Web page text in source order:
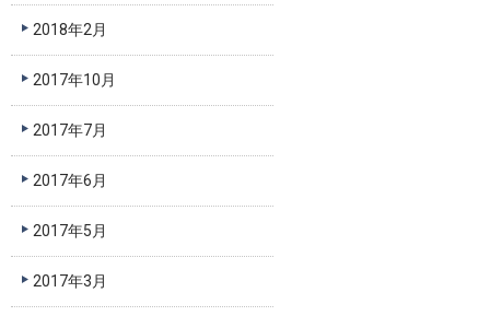
2018年2月
2017年10月
2017年7月
2017年6月
2017年5月
2017年3月